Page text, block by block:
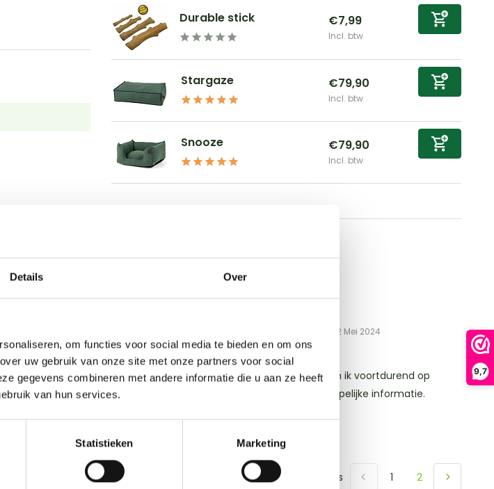
Details Over
om functies voor social media te bieden en om ons
uw gebruik van onze site met onze partners voor social
gegevens combineren met andere informatie die u aan ze heeft
van hun services.
Statistieken Marketing
9,7
Durable stick €7,99
Incl. btw
Stargaze €79,90
Incl. btw
Snooze €79,90
Incl. btw
“Yamas” land. Zonder enige
amper rommel, zijn
op 22 Mei 2024
Als hondengedragsdeskundige ben ik voortdurend op
zoek naar de recente wetenschappelijke informatie.
Toon1- van reacties 1 2